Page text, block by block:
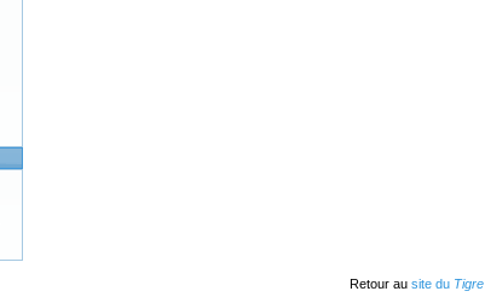
Retour au site du Tigre